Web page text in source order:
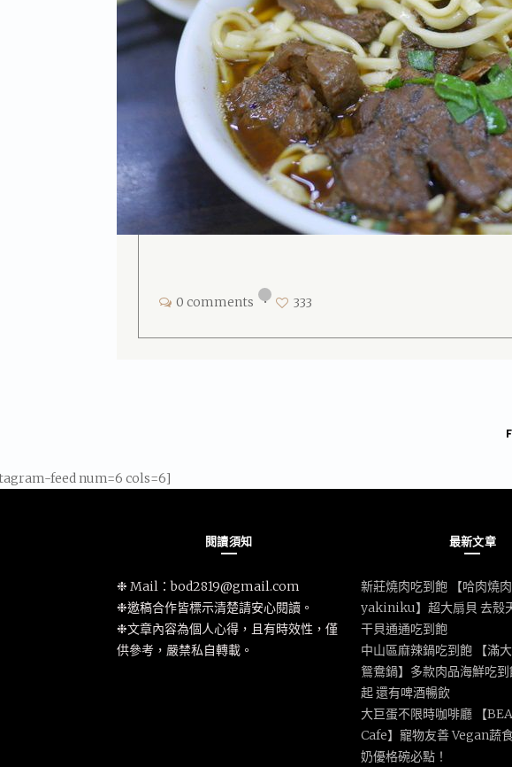
0 comments • 333
feed num=6 cols=6]
閱讀須知
❉ Mail：bod2819@gmail.com
❉邀稿合作皆標示清楚請安心閱讀。
❉文章內容為個人心得，且有時效性，僅
供參考，嚴禁私自轉載。
最新文章
新莊燒肉吃到飽 【哈肉燒
yakiniku】超大扇貝 去殼
干貝通通吃到飽
中山區麻辣鍋吃到飽 【滿
鴛鴦鍋】多款肉品海鮮吃
起 還有啤酒暢飲
大巨蛋不限時咖啡廳 【
Cafe】寵物友善 Vegan蔬
奶優格碗必點！